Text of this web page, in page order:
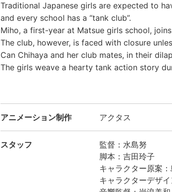
Traditional Japanese girls are expected to
and every school has a “tank club”.
Miho, a first-year at Matsue girls school,
The club, however, is faced with closure
Can Chihaya and her club mates, in their
The girls weave a hearty tank action story
アニメーション制作 アクタス
スタッフ
監督：水島努
脚本：吉田玲子
キャラクター原案
キャラクターデザ